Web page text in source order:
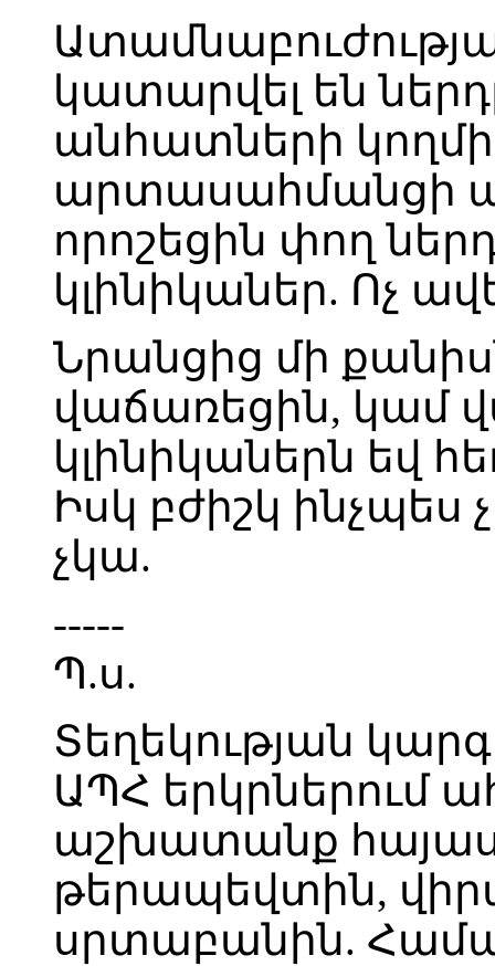
կատարվել են
անհատների
արտասահմանցի
որոշեցին փող
կլինիկաներ. Ոչ
Նրանցից մի
վաճառեցին, կամ
կլինիկաներն եվ
Իսկ բժիշկ ինչպես
չկա.
-----
Պ.ս.
Տեղեկության
ԱՊՀ երկրներում
աշխատանք
թերապեվտին,
սրտաբանին.